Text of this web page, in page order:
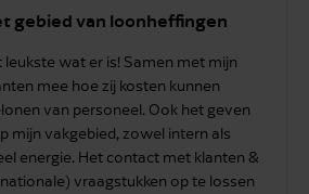
gebied van loonheffingen
wat er is! Samen met mijn
mee hoe zij kosten kunnen
van personeel. Ook het geven
mijn vakgebied, zowel intern als
energie. Het contact met klanten &
vraagstukken op te lossen